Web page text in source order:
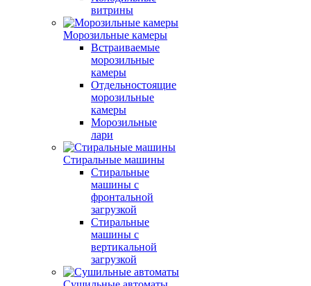
витрины
Морозильные камеры
Встраиваемые
морозильные
камеры
Отдельностоящие
морозильные
камеры
Морозильные
лари
Стиральные машины
Стиральные
машины с
фронтальной
загрузкой
Стиральные
машины с
вертикальной
загрузкой